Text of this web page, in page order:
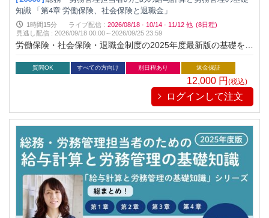
知識 「第4章 労働保険、社会保険と退職金」
1時間15分 ライブ配信 : 2026/08/18 · 10/14 · 11/12 他 (8日程)
見逃し配信 :2026/09/18 00:00～2026/09/25 23:59
労働保険・社会保険・退職金制度の2025年度最新版の基礎を実
務に即して解説！ 本セミナーは総務・労務担当者が自信を持っ
て手続きできるようになる、初心者・中堅向けの実践型セミナ
質問OK すべての方向け 別日程あり 返金保証
12,000 円(税込)
ログインして注文